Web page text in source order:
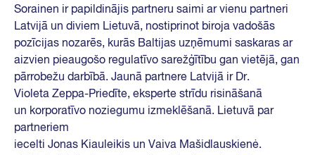
Sorainen ir papildinājis partneru saimi ar vienu partneri
Latvijā un diviem Lietuvā, nostiprinot biroja vadošās
pozīcijas nozarēs, kurās Baltijas uzņēmumi saskaras ar
aizvien pieaugošo regulatīvo sarežģītību gan vietējā, gan
pārrobežu darbībā. Jaunā partnere Latvijā ir Dr.
Violeta Zeppa-Priedīte, eksperte strīdu risināšanā
un korporatīvo noziegumu izmeklēšanā. Lietuvā par
partneriem
iecelti Jonas Kiauleikis un Vaiva Mašidlauskienė.